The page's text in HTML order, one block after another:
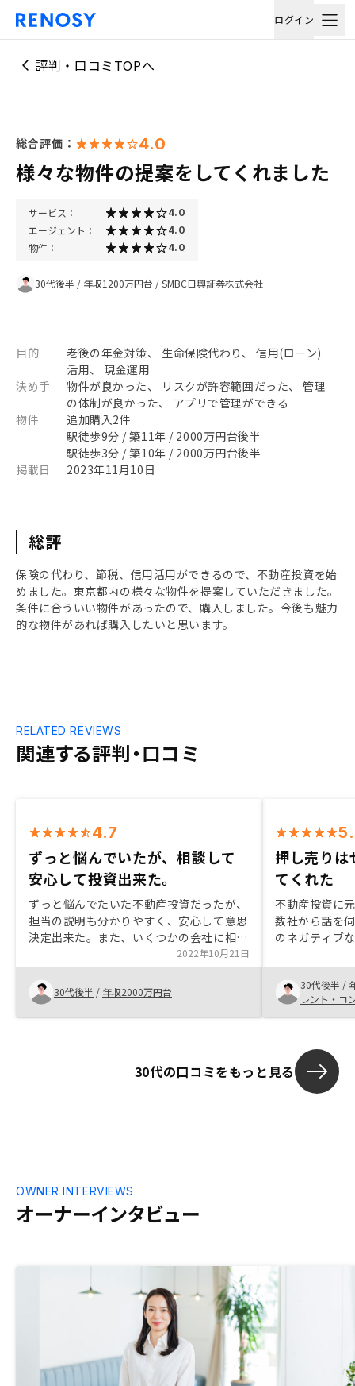
ログイン
評判・口コミTOPへ
総合評価： 4.0
様々な物件の提案をしてくれました
サービス： 4.0
エージェント： 4.0
物件： 4.0
30代後半 / 年収1200万円台 /SMBC日興証券株式会社
目的
老後の年金対策、 生命保険代わり、 信用(ローン)
活用、 現金運用
決め手
物件が良かった、 リスクが許容範囲だった、 管理
の体制が良かった、 アプリで管理ができる
物件
追加購入2件
駅徒歩9分 / 築11年 / 2000万円台後半
駅徒歩3分 / 築10年 / 2000万円台後半
掲載日
2023年11月10日
総評
保険の代わり、節税、信用活用ができるので、不動産投資を始
めました。東京都内の様々な物件を提案していただきました。
条件に合ういい物件があったので、購入しました。今後も魅力
的な物件があれば購入したいと思います。
関連する評判・口コミ
RELATED REVIEWS
4.7
ずっと悩んでいたが、相談して
安心して投資出来た。
ずっと悩んでたいた不動産投資だったが、
担当の説明も分かりやすく、安心して意思
決定出来た。また、いくつかの会社に相談
していたが、ご案内していただける物件の
数も多く、かつクオリティも高い点は明ら
かであった。 今後、物件を増やすなど、
引き続き検討していきたい。どうしようも
ないが、いい物件がすぐに無くなってしま
2022年10月21日
30代後半 / 年収2000万円台
押し売りは
てくれた
不動産投資に
数社から話を
のネガティブ
た。 また、不
たものを多く
30代後半 /
レント・コ
30代の口コミをもっと見る
オーナーインタビュー
OWNER INTERVIEWS